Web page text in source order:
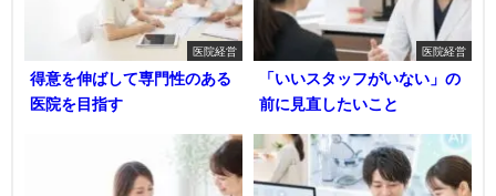
医院経営
得意を伸ばして専門性のある
医院を目指す
医院経営
「いいスタッフがいない」の
前に見直したいこと